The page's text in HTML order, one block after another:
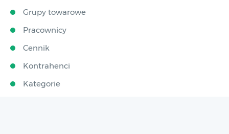
Grupy towarowe
Pracownicy
Cennik
Kontrahenci
Kategorie